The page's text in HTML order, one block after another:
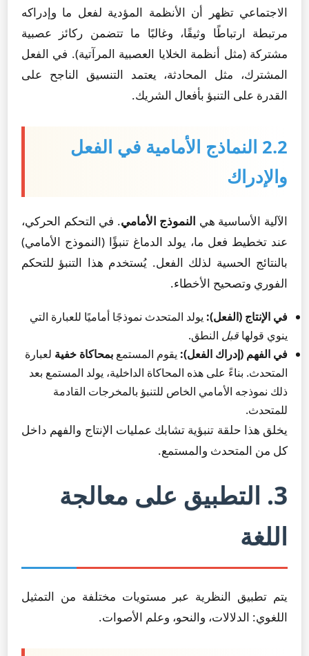
الاجتماعي تظهر أن الأنظمة المؤدية لفعل ما وإدراكه
مرتبطة ارتباطًا وثيقًا، وغالبًا ما تتضمن ركائز عصبية
مشتركة (مثل أنظمة الخلايا العصبية المرآتية). في الفعل
المشترك، مثل المحادثة، يعتمد التنسيق الناجح على
القدرة على التنبؤ بأفعال الشريك.
2.2 النماذج الأمامية في الفعل
والإدراك
الآلية الأساسية هي النموذج الأمامي. في التحكم الحركي،
عند تخطيط فعل ما، يولد الدماغ تنبؤًا (النموذج الأمامي)
بالنتائج الحسية لذلك الفعل. يُستخدم هذا التنبؤ للتحكم
الفوري وتصحيح الأخطاء.
في الإنتاج (الفعل): يولد المتحدث نموذجًا أماميًا للعبارة التي
ينوي قولها قبل النطق.
في الفهم (إدراك الفعل): يقوم المستمع بمحاكاة خفية لعبارة
المتحدث. بناءً على هذه المحاكاة الداخلية، يولد المستمع بعد
ذلك نموذجه الأمامي الخاص للتنبؤ بالمخرجات القادمة
للمتحدث.
يخلق هذا حلقة تنبؤية تشابك عمليات الإنتاج والفهم داخل
كل من المتحدث والمستمع.
3. التطبيق على معالجة
اللغة
يتم تطبيق النظرية عبر مستويات مختلفة من التمثيل
اللغوي: الدلالات، والنحو، وعلم الأصوات.